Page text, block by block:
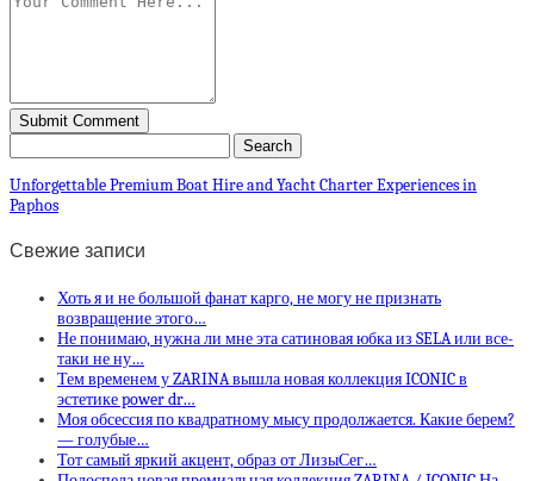
Unforgettable Premium Boat Hire and Yacht Charter Experiences in
Paphos
Свежие записи
Хоть я и не большой фанат карго, не могу не признать
возвращение этого…
Не понимаю, нужна ли мне эта сатиновая юбка из SELA или все-
таки не ну…
Тем временем у ZARINA вышла новая коллекция ICONIC в
эстетике power dr…
Моя обсессия по квадратному мысу продолжается. Какие берем?
— голубые…
Тот самый яркий акцент, образ от ЛизыСег…